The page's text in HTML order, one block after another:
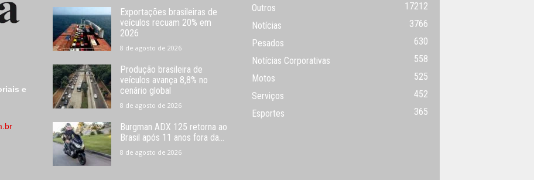
e
Exportações brasileiras de
veículos recuam 20% em
2026
8 de agosto de 2026
Produção brasileira de
veículos avança 8,8% no
cenário global
8 de agosto de 2026
Burgman ADX 125 retorna ao
Brasil após 11 anos fora da...
8 de agosto de 2026
Outros
17212
Notícias
3766
Pesados
630
Notícias Corporativas
558
Motos
525
Serviços
452
Esportes
365